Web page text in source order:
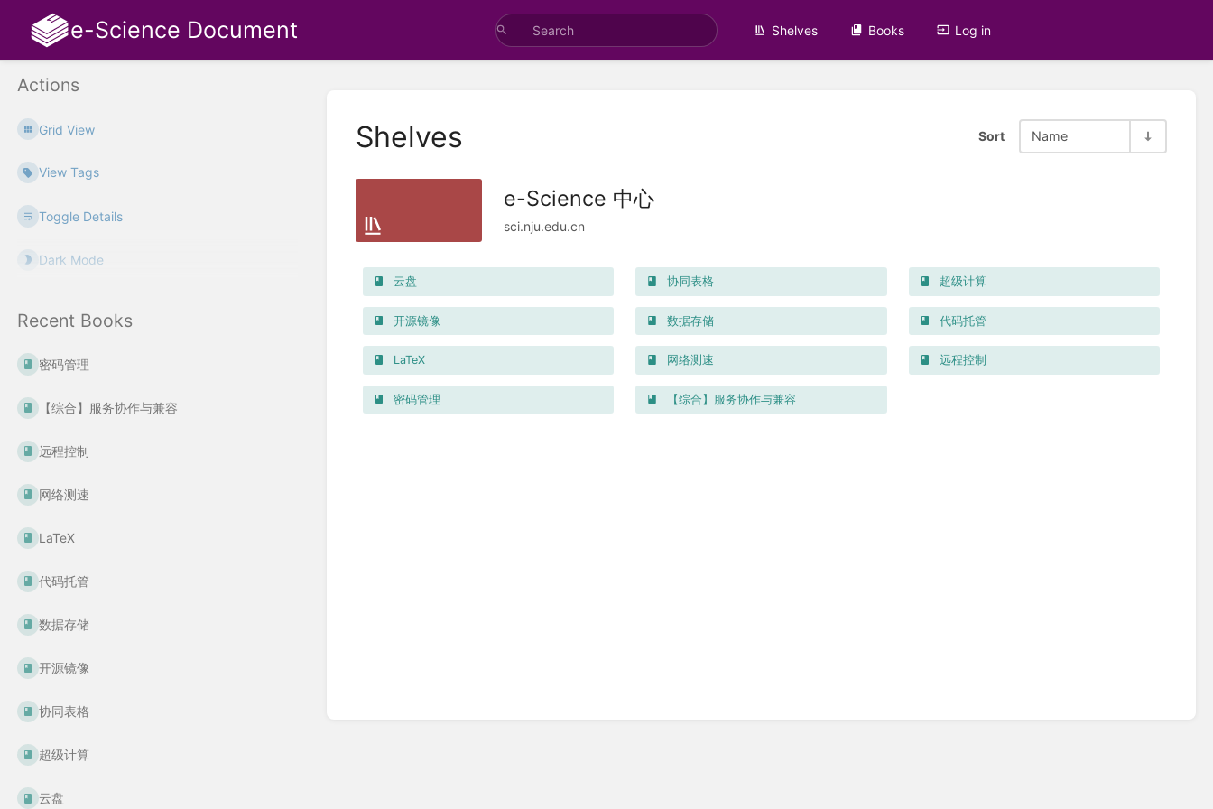
e-Science Document Shelves Books Log in
Actions
Grid View
View Tags
Toggle Details
Dark Mode
Recent Books
密码管理
【综合】服务协作与兼容
远程控制
网络测速
LaTeX
代码托管
数据存储
开源镜像
协同表格
超级计算
云盘
Shelves Sort Name
e-Science 中心
sci.nju.edu.cn
云盘 协同表格 超级计算
开源镜像 数据存储 代码托管
LaTeX 网络测速 远程控制
密码管理 【综合】服务协作与兼容